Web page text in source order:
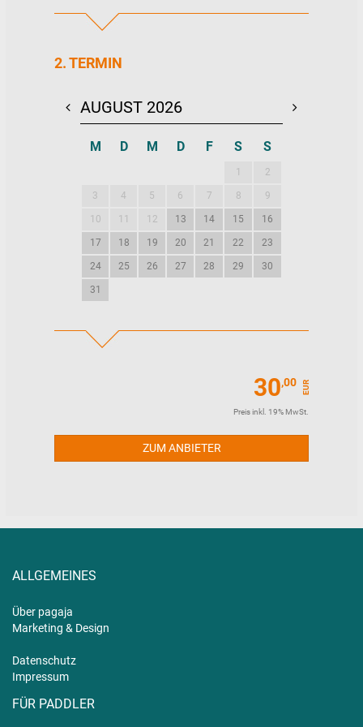
Bewegungsmuster
Theorieinhalte über die Geschichte und
Die „Lizenz“ dazu, in Zukunft
zu sein bzw. an unseren Touren
teilzunehmen
2. TERMIN
AUGUST 2026
M D M D F S S
1 2
3 4 5 6 7 8 9
10 11 12 13 14 15 16
17 18 19 20 21 22 23
24 25 26 27 28 29 30
31
30,00 EUR
Preis inkl. 19% MwSt.
ZUM ANBIETER
ALLGEMEINES
Über pagaja
Marketing & Design
Datenschutz
Impressum
FÜR PADDLER